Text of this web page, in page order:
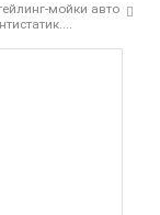
мойки авто